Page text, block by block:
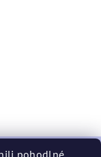
pohodlné